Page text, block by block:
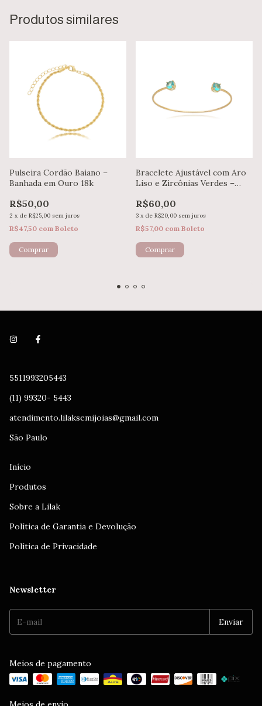
Produtos similares
Pulseira Cordão Baiano –
Banhada em Ouro 18k
R$50,00
2 x de R$25,00 sem juros
R$47,50 com Boleto
Bracelete Ajustável com Aro
Liso e Zircônias Verdes –
R$60,00
3 x de R$20,00 sem juros
R$57,00 com Boleto
5511993205443
(11) 99320- 5443
atendimento.lilaksemijoias@gmail.com
São Paulo
Início
Produtos
Sobre a Lilak
Política de Garantia e Devolução
Política de Privacidade
Newsletter
Meios de pagamento